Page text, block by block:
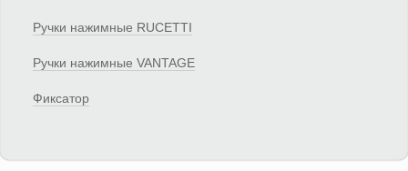
Ручки нажимные RUCETTI
Ручки нажимные VANTAGE
Фиксатор